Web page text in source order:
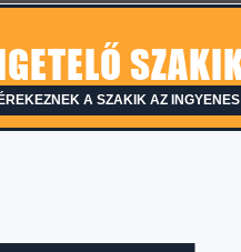
A SZAKIK AZ